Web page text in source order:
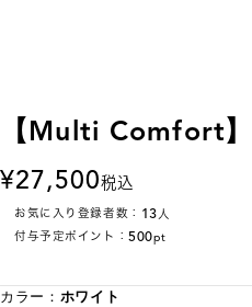
【Multi Comfort
27,500税込
お気に入り登録者数： 13人
付与予定ポイント：500pt
カラー： ホワイト